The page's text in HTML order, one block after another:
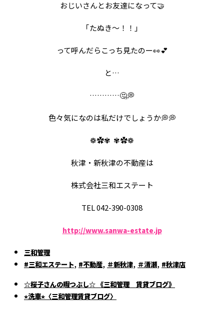
おじいさんとお友達になって🤝
｢たぬき〜！！｣
って呼んだらこっち見たのー👀💕
と…
…………🤔💭
色々気になのは私だけでしょうか💭💭
❁✿✾ ✾✿❁︎
秋津・新秋津の不動産は
株式会社三和エステート
TEL 042-390-0308
http://www.sanwa-estate.jp
三和管理
#三和エステート, #不動産, ＃新秋津, ＃清瀬, #秋津店
☆桜子さんの暇つぶし☆ 《三和管理 賃貸ブログ》
⭐︎洗車⭐︎〈三和管理賃貸ブログ〉